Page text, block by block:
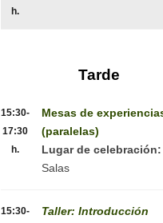
h.
Tarde
15:30-
17:30
h.
Mesas de
(paralelas)
Lugar de celebración:
Salas
15:30-
Taller: Introducción